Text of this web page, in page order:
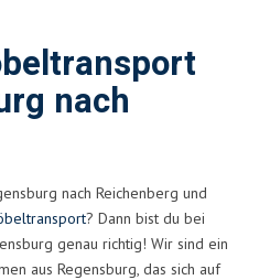
nach
nach Reichenberg und
? Dann bist du bei
genau richtig! Wir sind ein
aus Regensburg, das sich auf